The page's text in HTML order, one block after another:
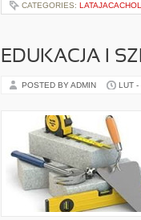
CATEGORIES:
EDUKACJA I
POSTED BY ADMIN LUT -